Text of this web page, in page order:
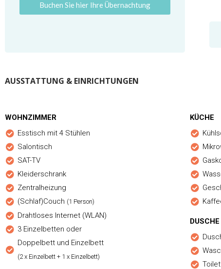
Buchen Sie hier Ihre Übernachtung
AUSSTATTUNG & EINRICHTUNGEN
WOHNZIMMER
Esstisch mit 4 Stühlen
Salontisch
SAT-TV
Kleiderschrank
Zentralheizung
(Schlaf)Couch (1 Person)
Drahtloses Internet (WLAN)
3 Einzelbetten oder
Doppelbett und Einzelbett
(2 x Einzelbett + 1 x Einzelbett)
KÜCHE
DUSCHE